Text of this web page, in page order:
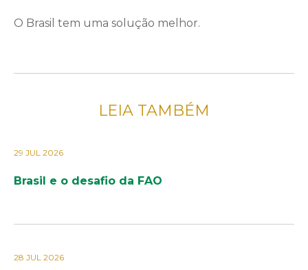
O Brasil tem uma solução melhor.
LEIA TAMBÉM
29 JUL 2026
Brasil e o desafio da FAO
28 JUL 2026